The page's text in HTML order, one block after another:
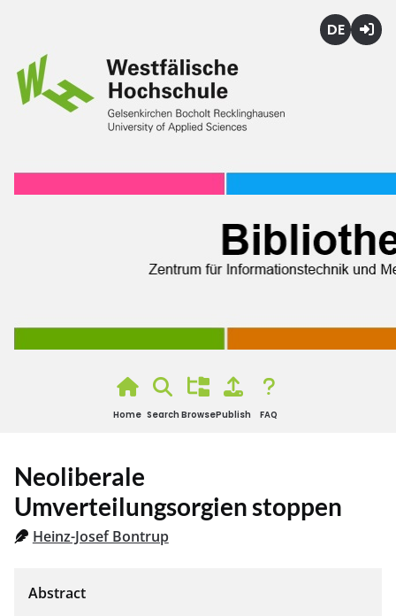
Home Search BrowsePublish FAQ
Neoliberale
Umverteilungsorgien stoppen
Heinz-Josef Bontrup